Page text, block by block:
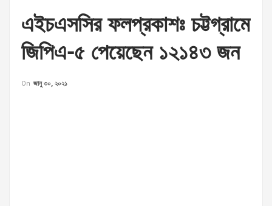
এইচএসসির ফলপ্রকাশঃ চট্টগ্রামে
জিপিএ-৫ পেয়েছেন ১২১৪৩ জন
On জানু ৩০, ২০২১